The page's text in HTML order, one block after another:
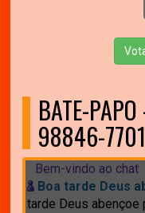
BATE-
98846-7701
Bem-vindo ao chat
Boa tarde Deus
tarde Deus abençoe